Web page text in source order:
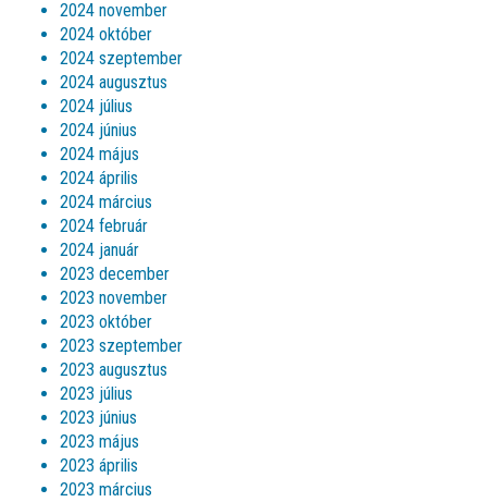
2024 november
2024 október
2024 szeptember
2024 augusztus
2024 július
2024 június
2024 május
2024 április
2024 március
2024 február
2024 január
2023 december
2023 november
2023 október
2023 szeptember
2023 augusztus
2023 július
2023 június
2023 május
2023 április
2023 március